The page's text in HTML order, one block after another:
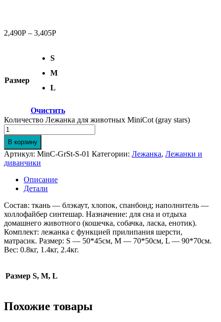
2,490Р – 3,405Р
Размер
S
M
L
Очистить
Количество Лежанка для животных MiniCot (gray stars)
В корзину
Артикул: MinC-GrSt-S-01 Категории: Лежанка, Лежанки и
диванчики
Описание
Детали
Состав: ткань — блэкаут, хлопок, спанбонд; наполнитель —
холлофайбер синтешар. Назначение: для сна и отдыха
домашнего животного (кошечка, собачка, ласка, енотик).
Комплект: лежанка с функцией прилипания шерсти,
матрасик. Размер: S — 50*45см, M — 70*50см, L — 90*70см.
Вес: 0.8кг, 1.4кг, 2.4кг.
Размер S, M, L
Похожие товары